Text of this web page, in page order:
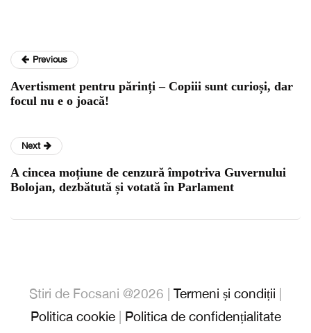
Previous
Avertisment pentru părinți – Copiii sunt curioși, dar
focul nu e o joacă!
Next
A cincea moțiune de cenzură împotriva Guvernului
Bolojan, dezbătută și votată în Parlament
Stiri de Focsani @2026 | Termeni și condiții
Politica cookie| Politica de confidențialitate